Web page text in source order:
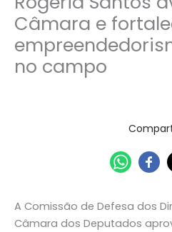
Câmara e
no campo
A Comissão de Defesa dos
Câmara dos Deputados